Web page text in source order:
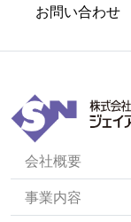
お問い合わせ
会社概要
事業内容